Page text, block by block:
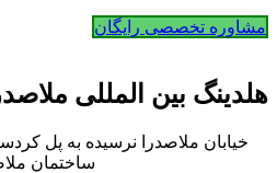
مشاوره تخصصی رایگان
هلدینگ بین المللی
ساختمان